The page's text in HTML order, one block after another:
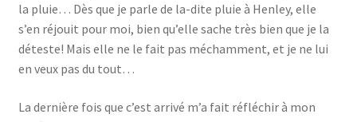
la pluie… Dès que je parle de la-dite pluie à Henley, elle
s’en réjouit pour moi, bien qu’elle sache très bien que je la
déteste! Mais elle ne le fait pas méchamment, et je ne lui
en veux pas du tout…
La dernière fois que c’est arrivé m’a fait réfléchir à mon